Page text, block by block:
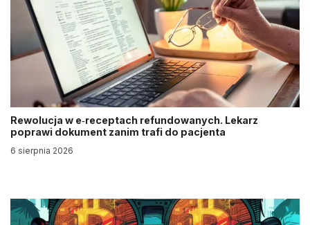
Rewolucja w e‑receptach refundowanych. Lekarz
poprawi dokument zanim trafi do pacjenta
6 sierpnia 2026